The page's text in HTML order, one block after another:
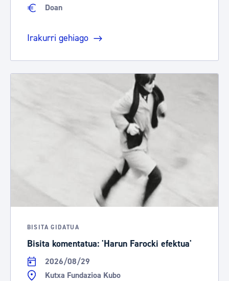
Doan
Irakurri gehiago
BISITA GIDATUA
Bisita komentatua: 'Harun Farocki efektua'
2026/08/29
Kutxa Fundazioa Kubo